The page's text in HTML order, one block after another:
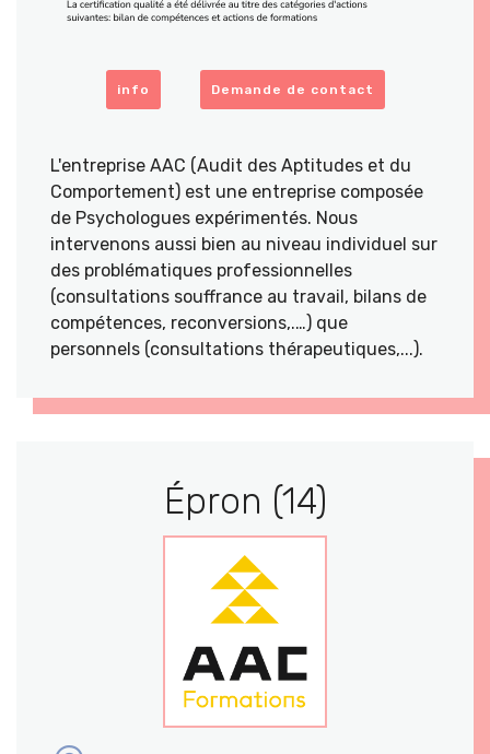
info Demande de contact
L'entreprise AAC (Audit des Aptitudes et du
Comportement) est une entreprise composée
de Psychologues expérimentés. Nous
intervenons aussi bien au niveau individuel sur
des problématiques professionnelles
(consultations souffrance au travail, bilans de
compétences, reconversions,.…) que
personnels (consultations thérapeutiques,...).
Épron (14)